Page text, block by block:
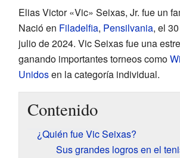
Elias Victor «Vic» Seixas, Jr. fue un
Nació en Filadelfia, Pensilvania, el
julio de 2024. Vic Seixas fue una
ganando importantes torneos como
Unidosen la categoría individual.
Contenido
¿Quién fue Vic Seixas?
Sus grandes logros en el